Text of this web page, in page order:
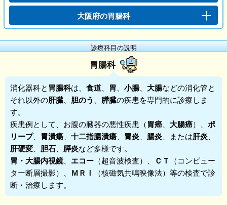
大阪府の胃腸科
診療科目の説明
胃腸科
消化器科と 胃腸科は、 食道 胃 小腸、 大腸などの消化管と
それ以外の肝臓 胆のう 膵臓の疾患を専門的に診療しま
す。
疾患例として、お腹の臓器の悪性疾患（胃癌 大腸癌）、 ポ
リープ、 胃潰瘍 十二指腸潰瘍 胃炎 腸炎 、または肝炎
肝硬変 胆石 膵炎など多様です。
胃・大腸内視鏡、 エコー （超音波検査）、 ＣＴ （コンピュー
ター断層撮影）、 ＭＲＩ
（核磁気共鳴映像法）等の検査で診
断・治療します。